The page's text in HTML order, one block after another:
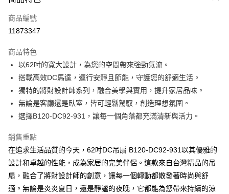
信用卡一次付款
LINE Pay
街口支付
悠遊付
Google Pay
全盈+PAY
AFTEE先享後付
相關說明
【關於「AFTEE先享後付」】
AFTEE先享後付是「在收到商品之後才付款」的支付方式。 讓您購物簡單
便利好安心！
１．簡單：不需註冊會員、不需綁卡、不需儲值。
商品編號
11873347
商品特色
以62吋的寬大設計，為您的空間帶來強勁氣流。
搭載高效DC馬達，運行安靜且節能，守護您的舒適生活。
獨特的將財設計師系列，融合美學與實用，提升家居品味。
無論是客廳還是臥室，皆可輕鬆駕馭，創造理想氛圍。
選擇B120-DC92-931，讓每一個角落都充滿清新與活力。
銷售重點
在追求生活品質的今天，62吋DC吊扇 B120-DC92-931以其優雅的
設計和卓越的性能，成為家居的完美伴侶。這款來自台灣精品的吊
扇，融合了將財設計師的創意，讓每一個轉動都散發著時尚與舒
適。無論是炎炎夏日，還是靜謐的夜晚，它都能為您帶來持續的涼